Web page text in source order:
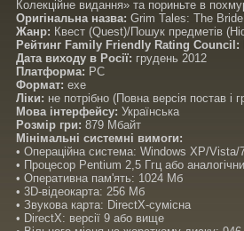
Колекційне видання» та пориньте в
Оригінальна назва: Grim Tales: The
Жанр: Квест (Quest)/Пошук предметів
Рейтинг Family Friendly Rating Council:
Дата виходу в Росії: грудень 2012
Платформа: PC
Формат: exe
Ліки: не потрібно (Повна версія постав і
Мова інтерфейсу: Українська
Розмір гри: 879 Мбайт
Мінімальні системні вимоги:
• Операційна система: Windows XP/Vista/
• Процесор Pentium 2,5 Ггц або
• Оперативна пам'ять: 1024 Мб
• 3D-відеокарта: 256 Мб
• Звукова карта: DirectX-сумісна
• DirectX: версії 9 або вище